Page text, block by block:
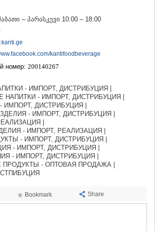
– პარასკევი 10:00 – 18:00
kantifoodbeverage
номер: 200140267
- ИМПОРТ, ДИСТРИБУЦИЯ |
НАПИТКИ - ИМПОРТ, ДИСТРИБУЦИЯ |
ДИСТРИБУЦИЯ |
- ИМПОРТ, ДИСТРИБУЦИЯ |
|
- ИМПОРТ, РЕАЛИЗАЦИЯ |
- ИМПОРТ, ДИСТРИБУЦИЯ |
- ИМПОРТ, ДИСТРИБУЦИЯ |
- ИМПОРТ, ДИСТРИБУЦИЯ |
- ОПТОВАЯ ПРОДАЖА |
Bookmark Share